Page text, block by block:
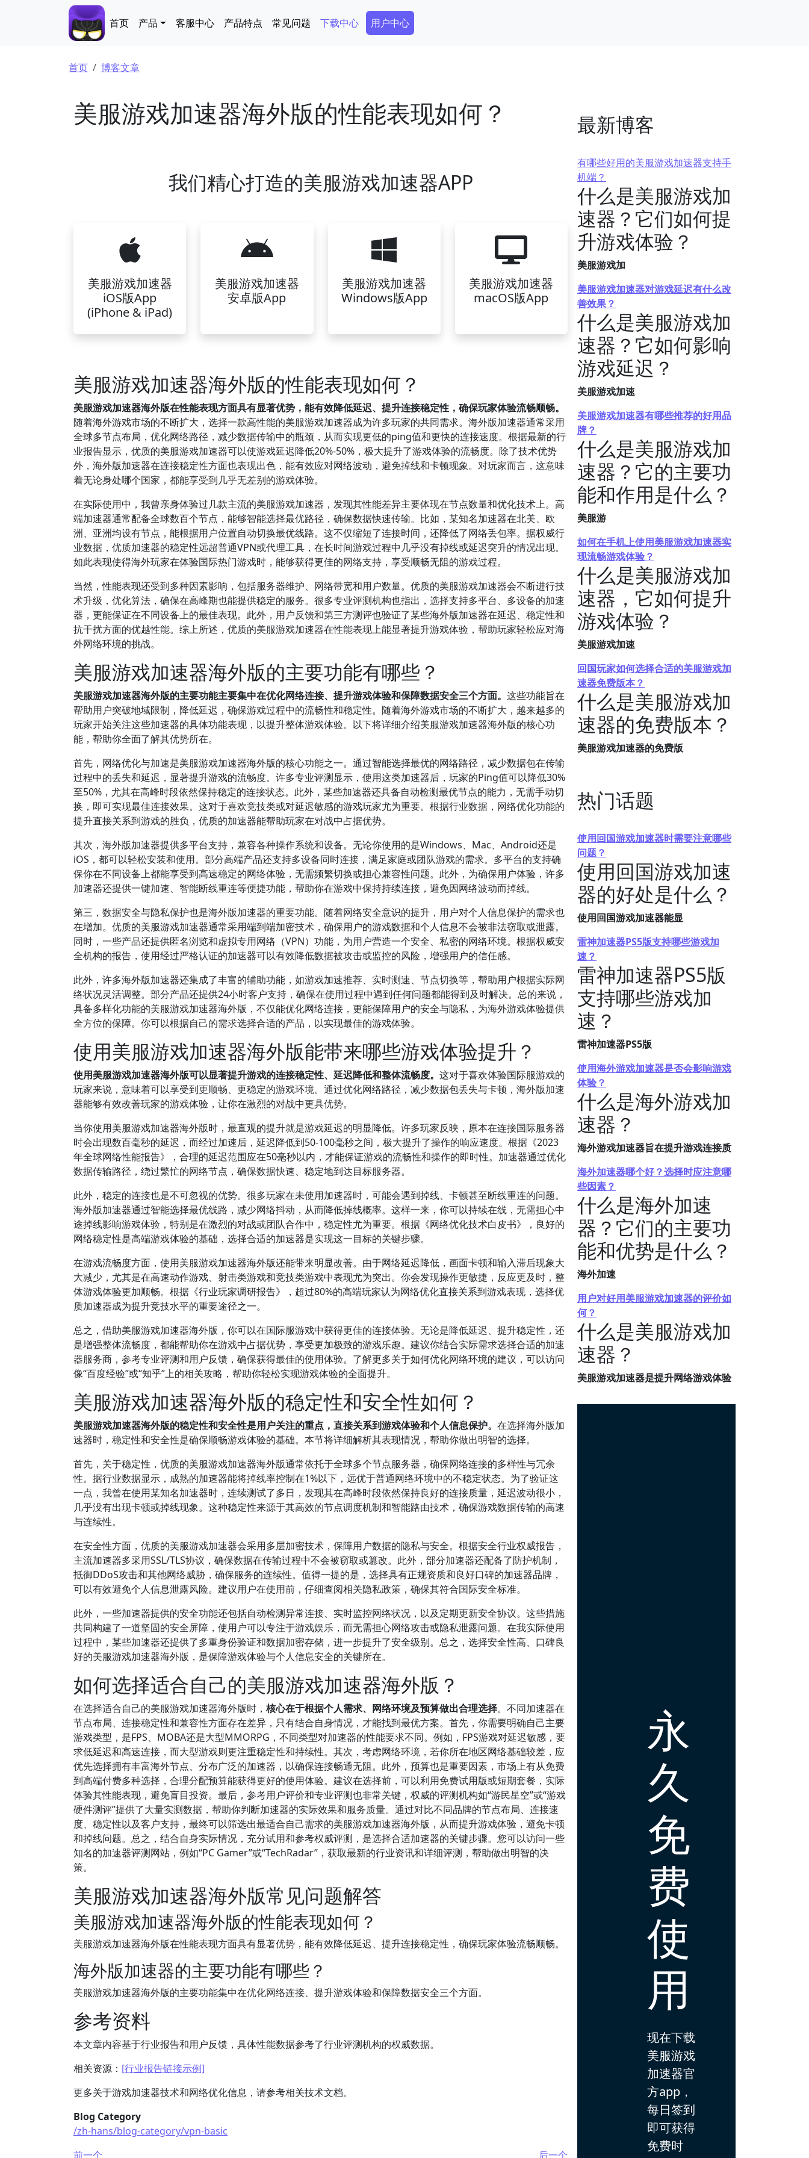
Main navigation
首页 产品 客服中心 产品特点 常见问题 下载中心 Secondary Menu
用户中心
面包屑
首页 博客文章
美服游戏加速器海外版的性能表现如何？
我们精心打造的美服游戏加速器APP
美服游戏加速器
iOS版App
(iPhone & iPad)
美服游戏加速器
安卓版App
美服游戏加速器
Windows版App
美服游戏加速器
macOS版App
美服游戏加速器海外版的性能表现如何？
美服游戏加速器海外版在性能表现方面具有显著优势，能有效降低延迟、提升连接稳定性，确保玩家体验流畅顺畅。
随着海外游戏市场的不断扩大，选择一款高性能的美服游戏加速器成为许多玩家的共同需求。海外版加速器通常采用
全球多节点布局，优化网络路径，减少数据传输中的瓶颈，从而实现更低的ping值和更快的连接速度。根据最新的行
业报告显示，优质的美服游戏加速器可以使游戏延迟降低20%-50%，极大提升了游戏体验的流畅度。除了技术优势
外，海外版加速器在连接稳定性方面也表现出色，能有效应对网络波动，避免掉线和卡顿现象。对玩家而言，这意味
着无论身处哪个国家，都能享受到几乎无差别的游戏体验。
在实际使用中，我曾亲身体验过几款主流的美服游戏加速器，发现其性能差异主要体现在节点数量和优化技术上。高
端加速器通常配备全球数百个节点，能够智能选择最优路径，确保数据快速传输。比如，某知名加速器在北美、欧
洲、亚洲均设有节点，能根据用户位置自动切换最优线路。这不仅缩短了连接时间，还降低了网络丢包率。据权威行
业数据，优质加速器的稳定性远超普通VPN或代理工具，在长时间游戏过程中几乎没有掉线或延迟突升的情况出现。
如此表现使得海外玩家在体验国际热门游戏时，能够获得更佳的网络支持，享受顺畅无阻的游戏过程。
当然，性能表现还受到多种因素影响，包括服务器维护、网络带宽和用户数量。优质的美服游戏加速器会不断进行技
术升级，优化算法，确保在高峰期也能提供稳定的服务。很多专业评测机构也指出，选择支持多平台、多设备的加速
器，更能保证在不同设备上的最佳表现。此外，用户反馈和第三方测评也验证了某些海外版加速器在延迟、稳定性和
抗干扰方面的优越性能。综上所述，优质的美服游戏加速器在性能表现上能显著提升游戏体验，帮助玩家轻松应对海
外网络环境的挑战。
美服游戏加速器海外版的主要功能有哪些？
美服游戏加速器海外版的主要功能主要集中在优化网络连接、提升游戏体验和保障数据安全三个方面。 这些功能旨在
帮助用户突破地域限制，降低延迟，确保游戏过程中的流畅性和稳定性。随着海外游戏市场的不断扩大，越来越多的
玩家开始关注这些加速器的具体功能表现，以提升整体游戏体验。以下将详细介绍美服游戏加速器海外版的核心功
能，帮助你全面了解其优势所在。
首先，网络优化与加速是美服游戏加速器海外版的核心功能之一。通过智能选择最优的网络路径，减少数据包在传输
过程中的丢失和延迟，显著提升游戏的流畅度。许多专业评测显示，使用这类加速器后，玩家的Ping值可以降低30%
至50%，尤其在高峰时段依然保持稳定的连接状态。此外，某些加速器还具备自动检测最优节点的能力，无需手动切
换，即可实现最佳连接效果。这对于喜欢竞技类或对延迟敏感的游戏玩家尤为重要。根据行业数据，网络优化功能的
提升直接关系到游戏的胜负，优质的加速器能帮助玩家在对战中占据优势。
其次，海外版加速器提供多平台支持，兼容各种操作系统和设备。无论你使用的是Windows、Mac、Android还是
iOS，都可以轻松安装和使用。部分高端产品还支持多设备同时连接，满足家庭或团队游戏的需求。多平台的支持确
保你在不同设备上都能享受到高速稳定的网络体验，无需频繁切换或担心兼容性问题。此外，为确保用户体验，许多
加速器还提供一键加速、智能断线重连等便捷功能，帮助你在游戏中保持持续连接，避免因网络波动而掉线。
第三，数据安全与隐私保护也是海外版加速器的重要功能。随着网络安全意识的提升，用户对个人信息保护的需求也
在增加。优质的美服游戏加速器通常采用端到端加密技术，确保用户的游戏数据和个人信息不会被非法窃取或泄露。
同时，一些产品还提供匿名浏览和虚拟专用网络（VPN）功能，为用户营造一个安全、私密的网络环境。根据权威安
全机构的报告，使用经过严格认证的加速器可以有效降低数据被攻击或监控的风险，增强用户的信任感。
此外，许多海外版加速器还集成了丰富的辅助功能，如游戏加速推荐、实时测速、节点切换等，帮助用户根据实际网
络状况灵活调整。部分产品还提供24小时客户支持，确保在使用过程中遇到任何问题都能得到及时解决。总的来说，
具备多样化功能的美服游戏加速器海外版，不仅能优化网络连接，更能保障用户的安全与隐私，为海外游戏体验提供
全方位的保障。你可以根据自己的需求选择合适的产品，以实现最佳的游戏体验。
使用美服游戏加速器海外版能带来哪些游戏体验提升？
使用美服游戏加速器海外版可以显著提升游戏的连接稳定性、延迟降低和整体流畅度。 这对于喜欢体验国际服游戏的
玩家来说，意味着可以享受到更顺畅、更稳定的游戏环境。通过优化网络路径，减少数据包丢失与卡顿，海外版加速
器能够有效改善玩家的游戏体验，让你在激烈的对战中更具优势。
当你使用美服游戏加速器海外版时，最直观的提升就是游戏延迟的明显降低。许多玩家反映，原本在连接国际服务器
时会出现数百毫秒的延迟，而经过加速后，延迟降低到50-100毫秒之间，极大提升了操作的响应速度。根据《2023
年全球网络性能报告》，合理的延迟范围应在50毫秒以内，才能保证游戏的流畅性和操作的即时性。加速器通过优化
数据传输路径，绕过繁忙的网络节点，确保数据快速、稳定地到达目标服务器。
此外，稳定的连接也是不可忽视的优势。很多玩家在未使用加速器时，可能会遇到掉线、卡顿甚至断线重连的问题。
海外版加速器通过智能选择最优线路，减少网络抖动，从而降低掉线概率。这样一来，你可以持续在线，无需担心中
途掉线影响游戏体验，特别是在激烈的对战或团队合作中，稳定性尤为重要。根据《网络优化技术白皮书》，良好的
网络稳定性是高端游戏体验的基础，选择合适的加速器是实现这一目标的关键步骤。
在游戏流畅度方面，使用美服游戏加速器海外版还能带来明显改善。由于网络延迟降低，画面卡顿和输入滞后现象大
大减少，尤其是在高速动作游戏、射击类游戏和竞技类游戏中表现尤为突出。你会发现操作更敏捷，反应更及时，整
体游戏体验更加顺畅。根据《行业玩家调研报告》，超过80%的高端玩家认为网络优化直接关系到游戏表现，选择优
质加速器成为提升竞技水平的重要途径之一。
总之，借助美服游戏加速器海外版，你可以在国际服游戏中获得更佳的连接体验。无论是降低延迟、提升稳定性，还
是增强整体流畅度，都能帮助你在游戏中占据优势，享受更加极致的游戏乐趣。建议你结合实际需求选择合适的加速
器服务商，参考专业评测和用户反馈，确保获得最佳的使用体验。了解更多关于如何优化网络环境的建议，可以访问
像“百度经验”或“知乎”上的相关攻略，帮助你轻松实现游戏体验的全面提升。
美服游戏加速器海外版的稳定性和安全性如何？
美服游戏加速器海外版的稳定性和安全性是用户关注的重点，直接关系到游戏体验和个人信息保护。 在选择海外版加
速器时，稳定性和安全性是确保顺畅游戏体验的基础。本节将详细解析其表现情况，帮助你做出明智的选择。
首先，关于稳定性，优质的美服游戏加速器海外版通常依托于全球多个节点服务器，确保网络连接的多样性与冗余
性。据行业数据显示，成熟的加速器能将掉线率控制在1%以下，远优于普通网络环境中的不稳定状态。为了验证这
一点，我曾在使用某知名加速器时，连续测试了多日，发现其在高峰时段依然保持良好的连接质量，延迟波动很小，
几乎没有出现卡顿或掉线现象。这种稳定性来源于其高效的节点调度机制和智能路由技术，确保游戏数据传输的高速
与连续性。
在安全性方面，优质的美服游戏加速器会采用多层加密技术，保障用户数据的隐私与安全。根据安全行业权威报告，
主流加速器多采用SSL/TLS协议，确保数据在传输过程中不会被窃取或篡改。此外，部分加速器还配备了防护机制，
抵御DDoS攻击和其他网络威胁，确保服务的连续性。值得一提的是，选择具有正规资质和良好口碑的加速器品牌，
可以有效避免个人信息泄露风险。建议用户在使用前，仔细查阅相关隐私政策，确保其符合国际安全标准。
此外，一些加速器提供的安全功能还包括自动检测异常连接、实时监控网络状况，以及定期更新安全协议。这些措施
共同构建了一道坚固的安全屏障，使用户可以专注于游戏娱乐，而无需担心网络攻击或隐私泄露问题。在我实际使用
过程中，某些加速器还提供了多重身份验证和数据加密存储，进一步提升了安全级别。总之，选择安全性高、口碑良
好的美服游戏加速器海外版，是保障游戏体验与个人信息安全的关键所在。
如何选择适合自己的美服游戏加速器海外版？
在选择适合自己的美服游戏加速器海外版时， 核心在于根据个人需求、网络环境及预算做出合理选择。不同加速器在
节点布局、连接稳定性和兼容性方面存在差异，只有结合自身情况，才能找到最优方案。首先，你需要明确自己主要
游戏类型，是FPS、MOBA还是大型MMORPG，不同类型对加速器的性能要求不同。例如，FPS游戏对延迟敏感，要
求低延迟和高速连接，而大型游戏则更注重稳定性和持续性。其次，考虑网络环境，若你所在地区网络基础较差，应
优先选择拥有丰富海外节点、分布广泛的加速器，以确保连接畅通无阻。此外，预算也是重要因素，市场上有从免费
到高端付费多种选择，合理分配预算能获得更好的使用体验。建议在选择前，可以利用免费试用版或短期套餐，实际
体验其性能表现，避免盲目投资。最后，参考用户评价和专业评测也非常关键，权威的评测机构如“游民星空”或“游戏
硬件测评”提供了大量实测数据，帮助你判断加速器的实际效果和服务质量。通过对比不同品牌的节点布局、连接速
度、稳定性以及客户支持，最终可以筛选出最适合自己需求的美服游戏加速器海外版，从而提升游戏体验，避免卡顿
和掉线问题。总之，结合自身实际情况，充分试用和参考权威评测，是选择合适加速器的关键步骤。您可以访问一些
知名的加速器评测网站，例如“PC Gamer”或“TechRadar”，获取最新的行业资讯和详细评测，帮助做出明智的决
策。
美服游戏加速器海外版常见问题解答
美服游戏加速器海外版的性能表现如何？
美服游戏加速器海外版在性能表现方面具有显著优势，能有效降低延迟、提升连接稳定性，确保玩家体验流畅顺畅。
海外版加速器的主要功能有哪些？
美服游戏加速器海外版的主要功能集中在优化网络连接、提升游戏体验和保障数据安全三个方面。
参考资料
本文章内容基于行业报告和用户反馈，具体性能数据参考了行业评测机构的权威数据。
相关资源： [行业报告链接示例]
更多关于游戏加速器技术和网络优化信息，请参考相关技术文档。
Blog Category
/zh-hans/blog-category/vpn-basic
前一个
后一个
最新博客
有哪些好用的美服游戏加速器支持手
机端？
什么是美服游戏加
速器？它们如何提
升游戏体验？
美服游戏加
美服游戏加速器对游戏延迟有什么改
善效果？
什么是美服游戏加
速器？它如何影响
游戏延迟？
美服游戏加速
美服游戏加速器有哪些推荐的好用品
牌？
什么是美服游戏加
速器？它的主要功
能和作用是什么？
美服游
如何在手机上使用美服游戏加速器实
现流畅游戏体验？
什么是美服游戏加
速器，它如何提升
游戏体验？
美服游戏加速
回国玩家如何选择合适的美服游戏加
速器免费版本？
什么是美服游戏加
速器的免费版本？
美服游戏加速器的免费版
热门话题
使用回国游戏加速器时需要注意哪些
问题？
使用回国游戏加速
器的好处是什么？
使用回国游戏加速器能显
雷神加速器PS5版支持哪些游戏加
速？
雷神加速器PS5版
支持哪些游戏加
速？
雷神加速器PS5版
使用海外游戏加速器是否会影响游戏
体验？
什么是海外游戏加
速器？
海外游戏加速器旨在提升游戏连接质
海外加速器哪个好？选择时应注意哪
些因素？
什么是海外加速
器？它们的主要功
能和优势是什么？
海外加速
用户对好用美服游戏加速器的评价如
何？
什么是美服游戏加
速器？
美服游戏加速器是提升网络游戏体验
永
久
免
费
使
用
现在下载
美服游戏
加速器官
方app，
每日签到
即可获得
免费时